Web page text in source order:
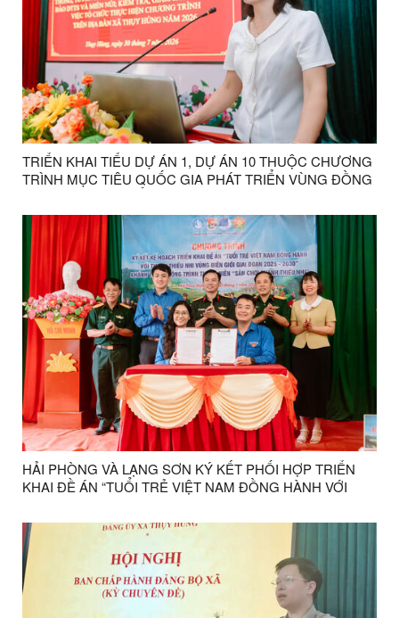
TRIỂN KHAI TIỂU DỰ ÁN 1, DỰ ÁN 10 THUỘC CHƯƠNG
TRÌNH MỤC TIÊU QUỐC GIA PHÁT TRIỂN VÙNG ĐỒNG
HẢI PHÒNG VÀ LẠNG SƠN KÝ KẾT PHỐI HỢP TRIỂN
KHAI ĐỀ ÁN “TUỔI TRẺ VIỆT NAM ĐỒNG HÀNH VỚI
2030”